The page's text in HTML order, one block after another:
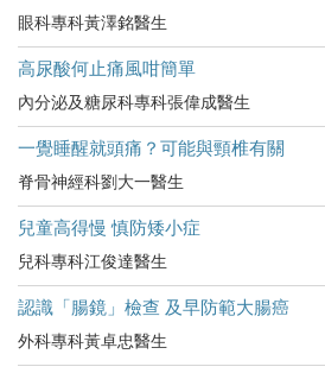
眼科專科黃澤銘醫生
高尿酸何止痛風咁簡單
內分泌及糖尿科專科張偉成醫生
一覺睡醒就頭痛？可能與頸椎有關
脊骨神經科劉大一醫生
兒童高得慢 慎防矮小症
兒科專科江俊達醫生
認識「腸鏡」檢查 及早防範大腸癌
外科專科黃卓忠醫生